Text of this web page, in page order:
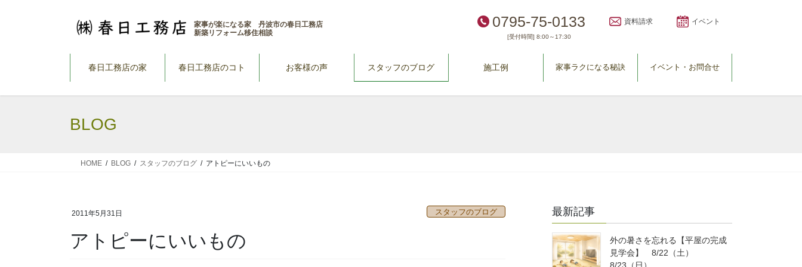
家事が楽になる家 丹波市の春日工務店
新築リフォーム移住相談
0795-75-0133
[受付時間] 8:00～17:30
資料請求 イベント
春日工務店の家 春日工務店のコト お客様の声 スタッフのブログ 施工例 家事ラクになる秘訣 イベント・お問合せ
BLOG
HOME BLOG スタッフのブログ アトピーにいいもの
2011年5月31日 スタッフのブログ
アトピーにいいもの
最新記事
外の暑さを忘れる【平屋の完成
見学会】 8/22（土）